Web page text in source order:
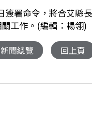
署命令，將合艾縣長
工作。(編輯：楊翎)
聞總覽 回上頁